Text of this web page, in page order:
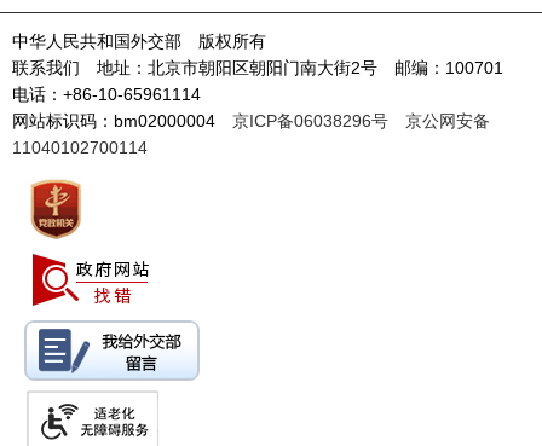
中华人民共和国外交部 版权所有
联系我们 地址：北京市朝阳区朝阳门南大街2号 邮编：100701
电话：+86-10-65961114
网站标识码：bm02000004 京ICP备06038296号
京公网安备
11040102700114